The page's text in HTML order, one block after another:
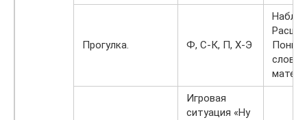
Прогулка. Ф, С-К, П, Х-Э
Игровая
ситуация «Ну